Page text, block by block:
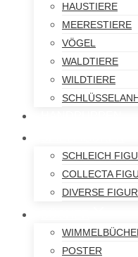
HAUSTIERE
MEERESTIERE
VÖGEL
WALDTIERE
WILDTIERE
SCHLEICH
COLLECTA
DIVERSE
POSTER